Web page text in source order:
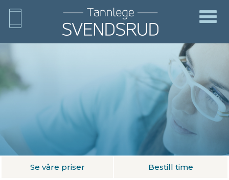
Se våre priser Bestill time